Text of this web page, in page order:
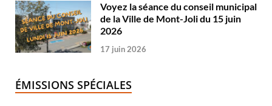
Voyez la séance du conseil municipal
de la Ville de Mont-Joli du 15 juin
2026
17 juin 2026
ÉMISSIONS SPÉCIALES